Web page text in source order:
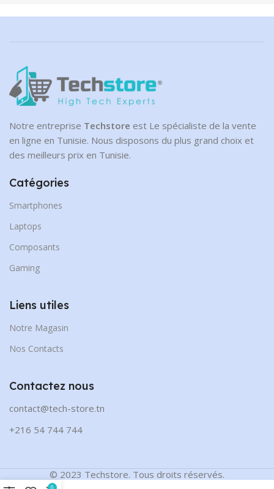
Notre entreprise Techstore est Le spécialiste de la vente
en ligne en Tunisie. Nous disposons du plus grand choix et
des meilleurs prix en Tunisie.
Catégories
Smartphones
Laptops
Composants
Gaming
Liens utiles
Notre Magasin
Nos Contacts
Contactez nous
contact@tech-store.tn
+216 54 744 744
© 2023 Techstore. Tous droits réservés.